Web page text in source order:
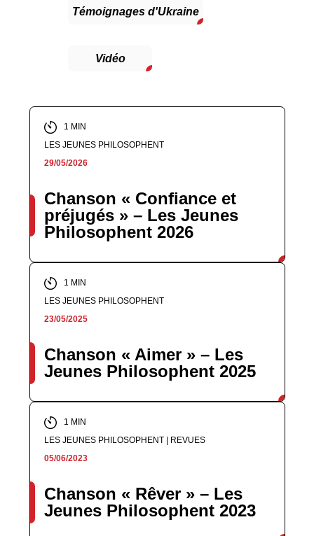
Témoignages d'Ukraine
Vidéo
1 MIN
LES JEUNES PHILOSOPHENT
29/05/2026
Chanson « Confiance et
préjugés » – Les Jeunes
Philosophent 2026
1 MIN
LES JEUNES PHILOSOPHENT
23/05/2025
Chanson « Aimer » – Les
Jeunes Philosophent 2025
1 MIN
LES JEUNES PHILOSOPHENT | REVUES
05/06/2023
Chanson « Rêver » – Les
Jeunes Philosophent 2023